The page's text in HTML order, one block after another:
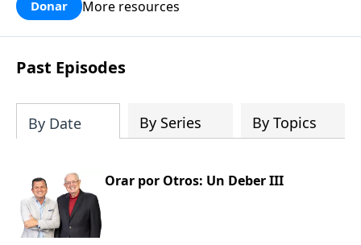
Donar More resources
Past Episodes
By Date By Series By Topics
Orar por Otros: Un Deber III